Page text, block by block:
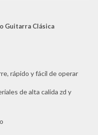
Guitarra Clásica
rápido y fácil de operar
de alta calida zd y